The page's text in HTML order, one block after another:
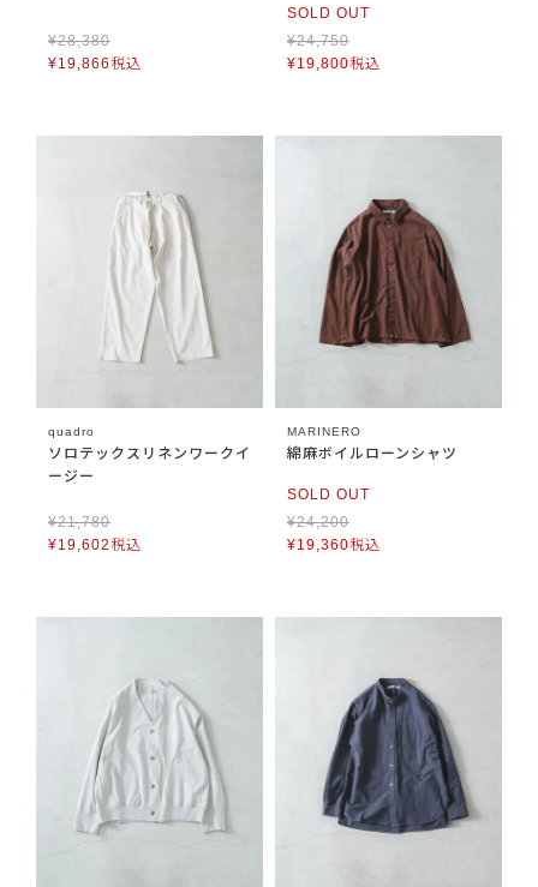
¥28,380
¥19,866税込
SOLD OUT
¥24,750
¥19,800税込
quadro
ソロテックスリネンワークイ
ージー
¥21,780
¥19,602税込
MARINERO
綿麻ボイルローンシャツ
SOLD OUT
¥24,200
¥19,360税込